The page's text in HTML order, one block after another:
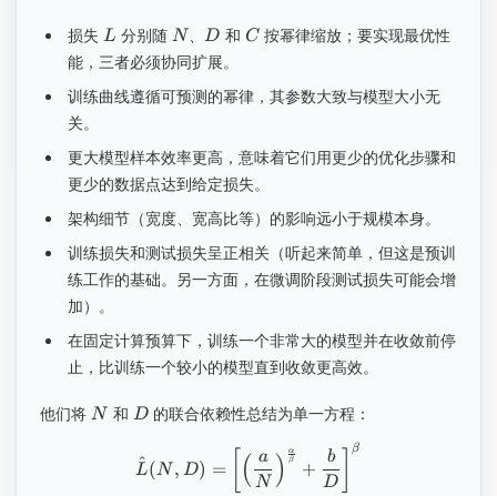
损失 L 分别随 N D 和 C 按幂律缩放；要实现最优性
能，三者必须协同扩展。
训练曲线遵循可预测的幂律，其参数大致与模型大小无
关。
更大模型样本效率更高，意味着它们用更少的优化步骤和
更少的数据点达到给定损失。
架构细节（宽度、宽高比等）的影响远小于规模本身。
训练损失和测试损失呈正相关（听起来简单，但这是预训
练工作的基础。另一方面，在微调阶段测试损失可能会增
加）。
在固定计算预算下，训练一个非常大的模型并在收敛前停
止，比训练一个较小的模型直到收敛更高效。
他们将 N 和 D 的联合依赖性总结为单一方程：
L
^(N , D) = ( N
a ) β
α
+
D
b ]β